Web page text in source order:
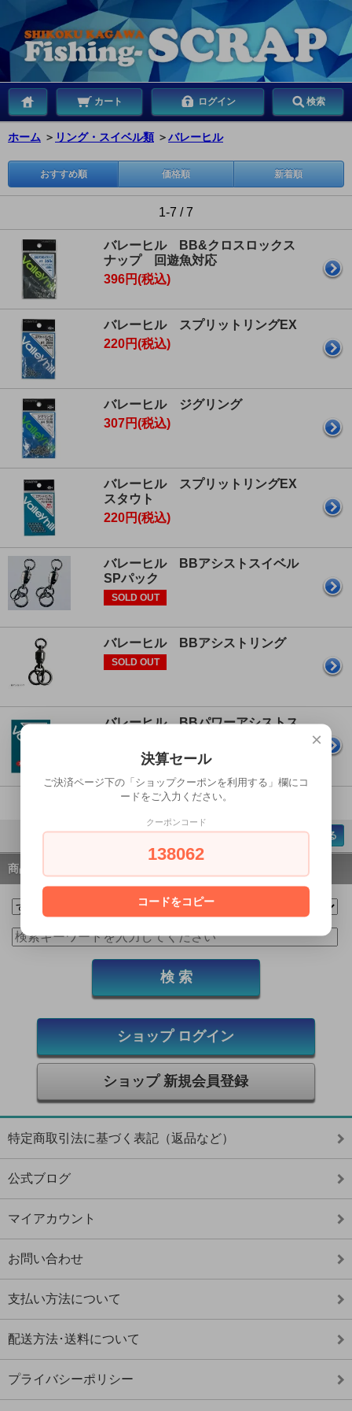
カート ログイン 検索
ホーム ＞ リング・スイベル類 ＞バレーヒル
おすすめ順 価格順 新着順
1-7 / 7
バレーヒル BB&クロスロックス
ナップ 回遊魚対応
396円(税込)
バレーヒル スプリットリングEX
220円(税込)
バレーヒル ジグリング
307円(税込)
バレーヒル スプリットリングEX
スタウト
220円(税込)
バレーヒル BBアシストスイベル
SPパック
SOLD OUT
バレーヒル BBアシストリング
SOLD OUT
バレーヒル BBパワーアシストス
SOLD OUT
1-7 / 7
ページの先頭へ戻る
商品検索
ショップ ログイン
ショップ 新規会員登録
特定商取引法に基づく表記（返品など）
公式ブログ
マイアカウント
お問い合わせ
支払い方法について
配送方法･送料について
プライバシーポリシー
×
決算セール
ご決済ページ下の「ショップクーポンを利用する」欄にコ
ードをご入力ください。
クーポンコード
138062
コードをコピー